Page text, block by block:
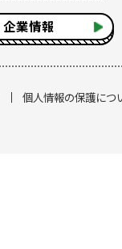
企業情報
個人情報の保護につ